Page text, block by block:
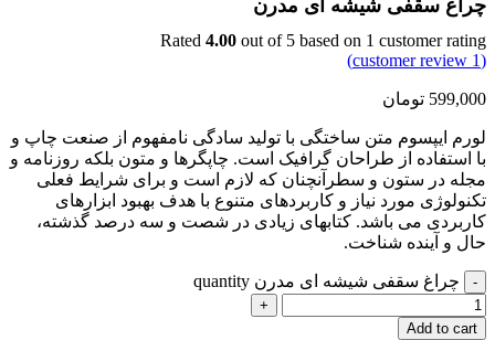
چراغ سقفی شیشه ای مدرن
Rated 4.00 out of 5 based on 1 customer rating
(
1
599,000 تومان
لورم ایپسوم متن ساختگی با تولید سادگی نامفهوم از صنعت چاپ و
با استفاده از طراحان گرافیک است. چاپگرها و متون بلکه روزنامه و
مجله در ستون و سطرآنچنان که لازم است و برای شرایط فعلی
تکنولوژی مورد نیاز و کاربردهای متنوع با هدف بهبود ابزارهای
کاربردی می باشد. کتابهای زیادی در شصت و سه درصد گذشته،
حال و آینده شناخت.
چراغ سقفی شیشه ای مدرن quantity
Add to cart